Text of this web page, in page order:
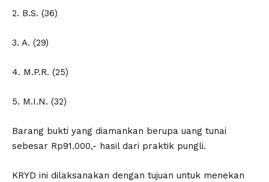
2. B.S. (36)
3. A. (29)
4. M.P.R. (25)
5. M.I.N. (32)
Barang bukti yang diamankan berupa uang tunai
sebesar Rp91.000,- hasil dari praktik pungli.
KRYD ini dilaksanakan dengan tujuan untuk menekan